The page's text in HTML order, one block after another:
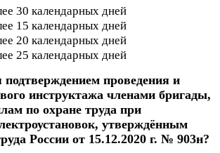
30 календарных дней
15 календарных дней
20 календарных дней
25 календарных дней
подтверждением проведения и
инструктажа членами бригады,
по охране труда при
утверждённым
России от 15.12.2020 г. № 903н?